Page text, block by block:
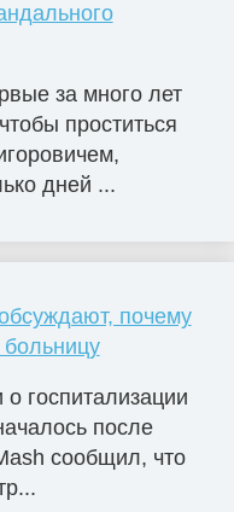
за много лет
проститься
дней ...
почему
госпитализации
после
сообщил, что